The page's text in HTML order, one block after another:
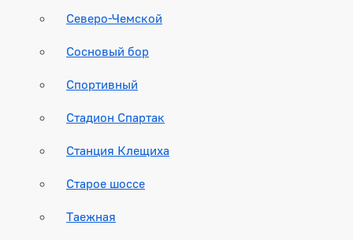
Северо-Чемской
Сосновый бор
Спортивный
Стадион Спартак
Станция Клещиха
Старое шоссе
Таежная